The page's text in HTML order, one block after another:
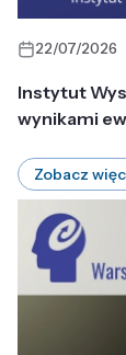
22/07/2026
Instytut
wynikami
Zobacz